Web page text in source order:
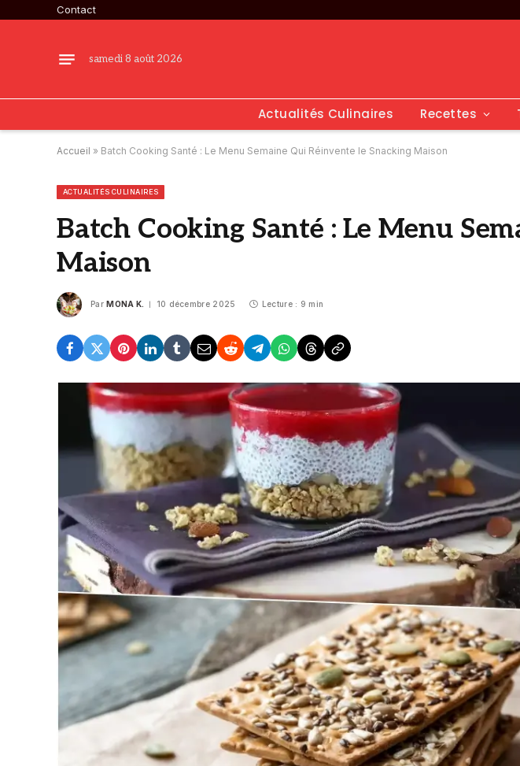
Contact
samedi 8 août 2026
Actualités Culinaires Recettes
Accueil » Batch Cooking Santé : Le Menu Semaine Qui Réinvente le Snacking Maison
ACTUALITÉS CULINAIRES
Batch Cooking Santé : Le Menu
Maison
Par MONA K. 10 décembre 2025 Lecture : 9 min